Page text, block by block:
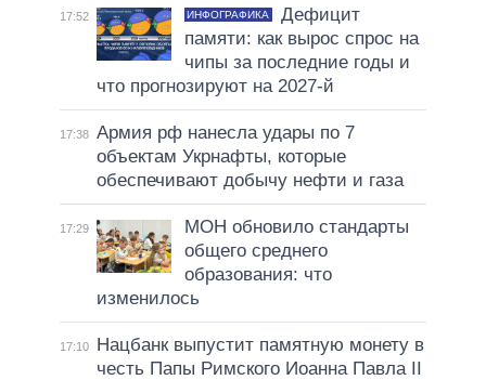
17:52 ИНФОГРАФИКА
Дефицит
памяти: как вырос спрос на
чипы за последние годы и
что прогнозируют на 2027-й
17:38 Армия рф нанесла удары по 7
объектам Укрнафты, которые
обеспечивают добычу нефти и газа
17:29
МОН обновило стандарты
общего среднего
образования: что
изменилось
17:10
Нацбанк выпустит памятную монету в
честь Папы Римского Иоанна Павла II